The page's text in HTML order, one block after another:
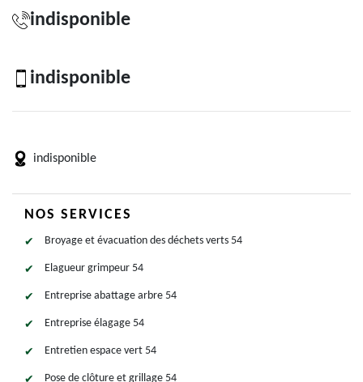
indisponible
indisponible
indisponible
NOS SERVICES
Broyage et évacuation des déchets verts 54
Elagueur grimpeur 54
Entreprise abattage arbre 54
Entreprise élagage 54
Entretien espace vert 54
Pose de clôture et grillage 54